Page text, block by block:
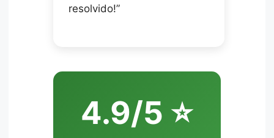
resolvido!”
4.9/5 ⭐